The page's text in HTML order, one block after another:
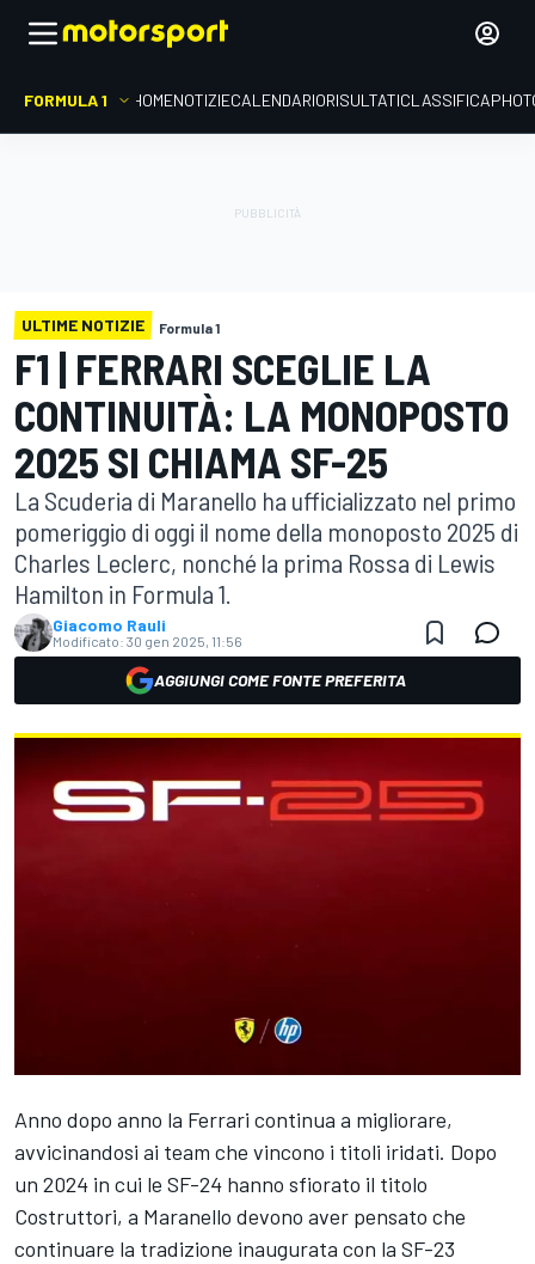
FORMULA 1 HOMENOTIZIECALENDARIORISULTATICLASSIFICA
ULTIME NOTIZIE Formula 1
F1 | FERRARI SCEGLIE LA
CONTINUITÀ: LA MONOPOSTO
2025 SI CHIAMA SF-25
La Scuderia di Maranello ha ufficializzato nel primo
pomeriggio di oggi il nome della monoposto 2025 di
Charles Leclerc, nonché la prima Rossa di Lewis
Hamilton in Formula 1.
Giacomo Rauli
Modificato: 30 gen 2025, 11:56
AGGIUNGI COME FONTE PREFERITA
Anno dopo anno la Ferrari continua a migliorare,
avvicinandosi ai team che vincono i titoli iridati. Dopo
un 2024 in cui le SF-24 hanno sfiorato il titolo
Costruttori, a Maranello devono aver pensato che
continuare la tradizione inaugurata con la SF-23